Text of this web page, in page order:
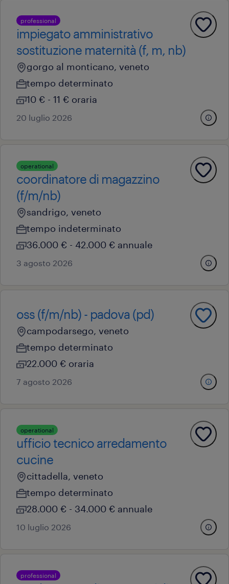
professional
impiegato amministrativo
sostituzione maternità (f, m, nb)
gorgo al monticano, veneto
tempo determinato
10 € - 11 € oraria
20 luglio 2026
operational
coordinatore di magazzino
(f/m/nb)
sandrigo, veneto
tempo indeterminato
36.000 € - 42.000 € annuale
3 agosto 2026
oss (f/m/nb) - padova (pd)
campodarsego, veneto
tempo determinato
22.000 € oraria
7 agosto 2026
operational
ufficio tecnico arredamento
cucine
cittadella, veneto
tempo determinato
28.000 € - 34.000 € annuale
10 luglio 2026
professional